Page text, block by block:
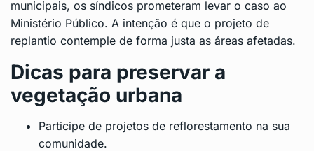
municipais, os síndicos prometeram levar o caso ao
Ministério Público. A intenção é que o projeto de
replantio contemple de forma justa as áreas afetadas.
Dicas para preservar a
vegetação urbana
Participe de projetos de reflorestamento na sua
comunidade.